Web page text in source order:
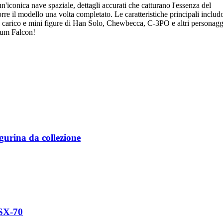
nave spaziale, dettagli accurati che catturano l'essenza del
il modello una volta completato. Le caratteristiche principali
e mini figure di Han Solo, Chewbecca, C-3PO e altri
Falcon!
da collezione
70